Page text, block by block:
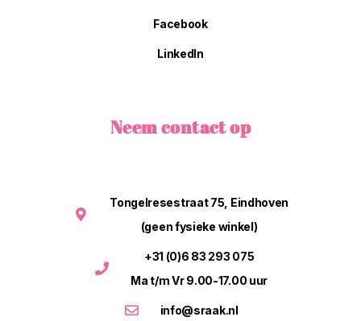
Facebook
LinkedIn
Neem contact op
Tongelresestraat 75, Eindhoven
(geen fysieke winkel)
+31 (0)6 83 293 075
Ma t/m Vr 9.00-17.00 uur
info@sraak.nl